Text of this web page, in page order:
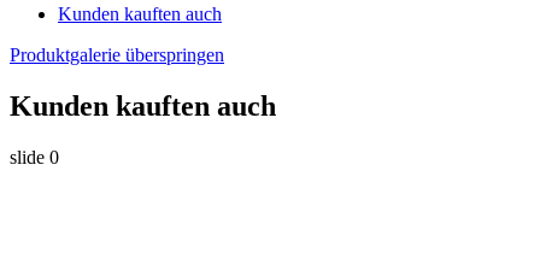
Kunden kauften auch
Produktgalerie überspringen
Kunden kauften auch
slide 0